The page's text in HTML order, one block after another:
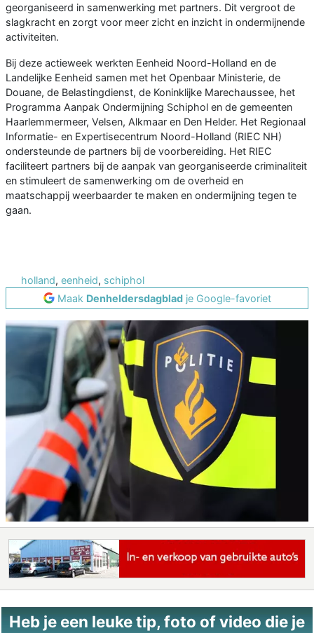
georganiseerd in samenwerking met partners. Dit vergroot de
slagkracht en zorgt voor meer zicht en inzicht in ondermijnende
activiteiten.
Bij deze actieweek werkten Eenheid Noord-Holland en de
Landelijke Eenheid samen met het Openbaar Ministerie, de
Douane, de Belastingdienst, de Koninklijke Marechaussee, het
Programma Aanpak Ondermijning Schiphol en de gemeenten
Haarlemmermeer, Velsen, Alkmaar en Den Helder. Het Regionaal
Informatie- en Expertisecentrum Noord-Holland (RIEC NH)
ondersteunde de partners bij de voorbereiding. Het RIEC
faciliteert partners bij de aanpak van georganiseerde criminaliteit
en stimuleert de samenwerking om de overheid en
maatschappij weerbaarder te maken en ondermijning tegen te
gaan.
holland, eenheid, schiphol
Maak Denheldersdagbladje Google-favoriet
Heb je een leuke tip, foto of video die je